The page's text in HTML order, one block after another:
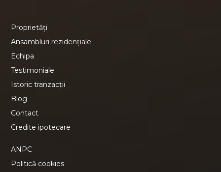
Proprietăți
Ansambluri rezidențiale
Echipa
Testimoniale
Istoric tranzacții
Blog
Contact
Credite ipotecare
ANPC
Politică cookies